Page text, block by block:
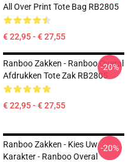
All Over Print Tote Bag RB2805
€ 22,95 - € 27,55
Ranboo Zakken - Ranboo Overal
Afdrukken Tote Zak RB2805
€ 22,95 - € 27,55
-20%
Ranboo Zakken - Kies Uw
Karakter - Ranboo Overal
-20%